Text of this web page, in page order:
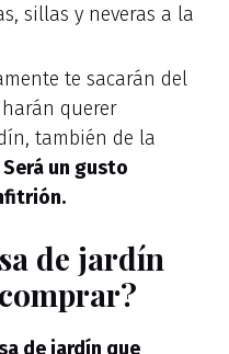
sillas y neveras a la
te sacarán del
querer
también de la
Será un gusto
de jardín
de jardín que